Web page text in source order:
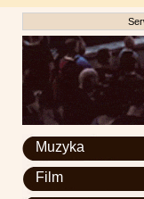
Muzyka
Film